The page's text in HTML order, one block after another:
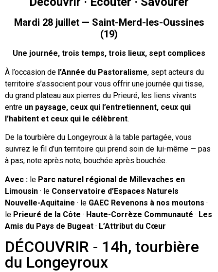
Mardi 28 juillet — Saint-Merd-les-Oussines
(19)
Une journée, trois temps, trois lieux, sept complices
À l’occasion de l’Année du Pastoralisme, sept acteurs du
territoire s’associent pour vous offrir une journée qui tisse,
du grand plateau aux pierres du Prieuré, les liens vivants
entre un paysage, ceux qui l’entretiennent, ceux qui
l’habitent et ceux qui le célèbrent.
De la tourbière du Longeyroux à la table partagée, vous
suivrez le fil d’un territoire qui prend soin de lui-même — pas
à pas, note après note, bouchée après bouchée.
Avec : le Parc naturel régional de Millevaches en
Limousin · le Conservatoire d’Espaces Naturels
Nouvelle-Aquitaine · le GAEC Revenons à nos moutons ·
le Prieuré de la Côte · Haute-Corrèze Communauté · Les
Amis du Pays de Bugeat · L’Attribut du Cœur
DÉCOUVRIR - 14h, tourbière
du Longeyroux